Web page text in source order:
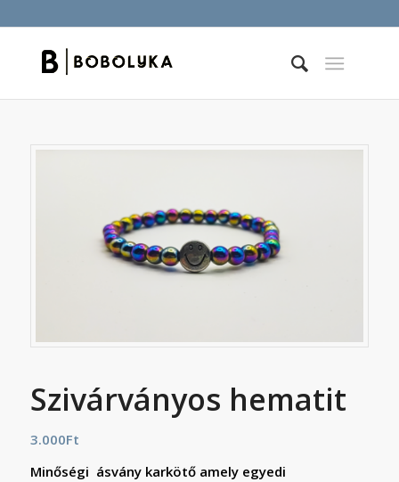
Szivárványos hematit
3.000Ft
Minőségi ásvány karkötő amely egyedi